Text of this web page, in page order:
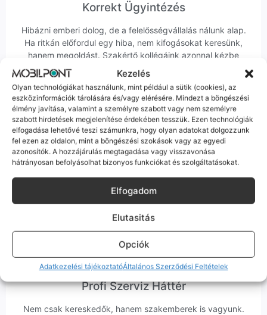
Kezelés
Olyan technológiákat használunk, mint például a sütik (cookies), az
eszközinformációk tárolására és/vagy elérésére. Mindezt a böngészési
élmény javítása, valamint a személyre szabott vagy nem személyre
szabott hirdetések megjelenítése érdekében tesszük. Ezen technológiák
elfogadása lehetővé teszi számunkra, hogy olyan adatokat dolgozzunk
fel ezen az oldalon, mint a böngészési szokások vagy az egyedi
azonosítók. A hozzájárulás megtagadása vagy visszavonása
hátrányosan befolyásolhat bizonyos funkciókat és szolgáltatásokat.
Elfogadom
Elutasitás
Opciók
Adatkezelési tájékoztatóÁltalános Szerződési Feltételek
Korrekt Ügyintézés
Hibázni emberi dolog, de a felelősségvállalás nálunk alap.
Ha ritkán előfordul egy hiba, nem kifogásokat keresünk,
hanem megoldást. Szakértő kollégáink azonnal kézbe
veszik az ügyedet.
Ingyenes Futár & Szerviz
Ha messze laksz, mi megyünk a készülékért. Garanciális
javítva vagy cserélve küldjük vissza – neked ez 0 Ft
költséggel jár.
Profi Szerviz Háttér
Nem csak kereskedők, hanem szakemberek is vagyunk.